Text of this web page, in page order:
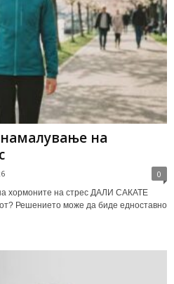
на
0
хормоните на стрес ДАЛИ САКАТЕ
Решението може да биде едноставно